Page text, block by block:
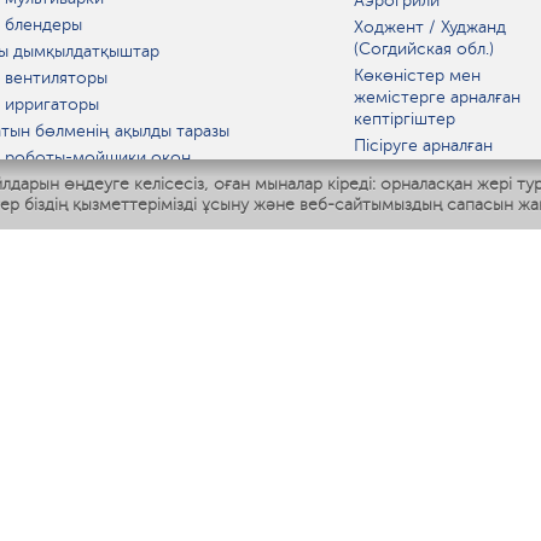
өңдеуге келісесіз, оған мыналар кіреді: орналасқан жері
біздің қызметтерімізді ұсыну және веб-сайтымыздың сапасын
дымқылдатқыштар
бөлменің ақылды таразы
роботы-мойщики окон
мультипісіргіш
IQ Home
Ходжент / Худжанд
(Согдийская обл.)
Көкөністер мен
жемістерге арналған
кептіргіштер
Пісіруге арналған
аспаптар
Асүй таразылары